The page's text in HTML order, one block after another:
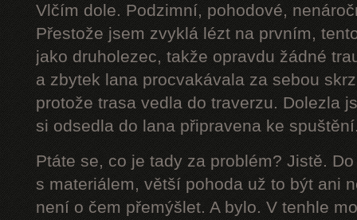
Vlčím dole. Podzimní, pohodové,
Přestože jsem zvyklá lézt na prvním,
jako druholezec, takže opravdu žádné
a zbytek lana procvakávala za sebou
protože trasa vedla do traverzu. Dolezla
si odsedla do lana připravena ke
Ptáte se, co je tady za problém? Jistě.
s materiálem, větší pohoda už to být ani
není o čem přemýšlet. A bylo. V tenhle